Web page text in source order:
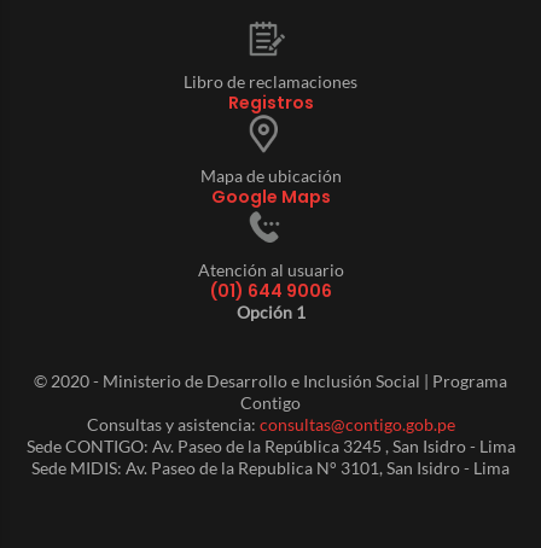
Libro de reclamaciones
Registros
Mapa de ubicación
Google Maps
Atención al usuario
(01) 644 9006
Opción 1
© 2020 - Ministerio de Desarrollo e Inclusión Social | Programa
Contigo
Consultas y asistencia: consultas@contigo.gob.pe
Sede CONTIGO: Av. Paseo de la República 3245 , San Isidro - Lima
Sede MIDIS: Av. Paseo de la Republica N° 3101, San Isidro - Lima